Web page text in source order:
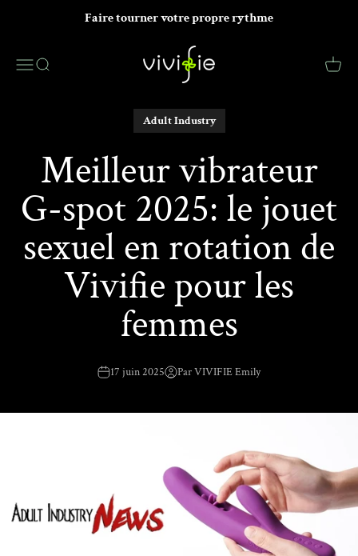
Faire tourner votre propre rythme
MenuRecherche
VIVIFIE Official
Panier
Adult Industry
Meilleur vibrateur
G-spot 2025: le jouet
sexuel en rotation de
Vivifie pour les
femmes
17 juin 2025 Par VIVIFIE Emily